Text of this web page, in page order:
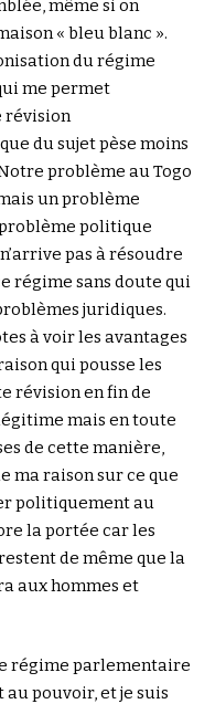
même si on
« bleu blanc ».
du régime
me permet
révision
du sujet pèse moins
problème au Togo
un problème
problème politique
pas à résoudre
régime sans doute qui
juridiques.
à voir les avantages
qui pousse les
révision en fin de
mais en toute
de cette manière,
ma raison sur ce que
politiquement au
la portée car les
de même que la
aux hommes et
régime parlementaire
au pouvoir, et je suis